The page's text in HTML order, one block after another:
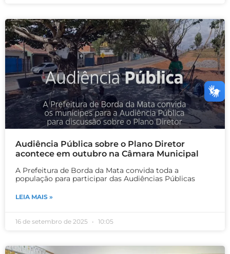
Audiência Pública sobre o Plano Diretor
acontece em outubro na Câmara Municipal
A Prefeitura de Borda da Mata convida toda a
população para participar das Audiências Públicas
LEIA MAIS »
16 de setembro de 2025 10:05